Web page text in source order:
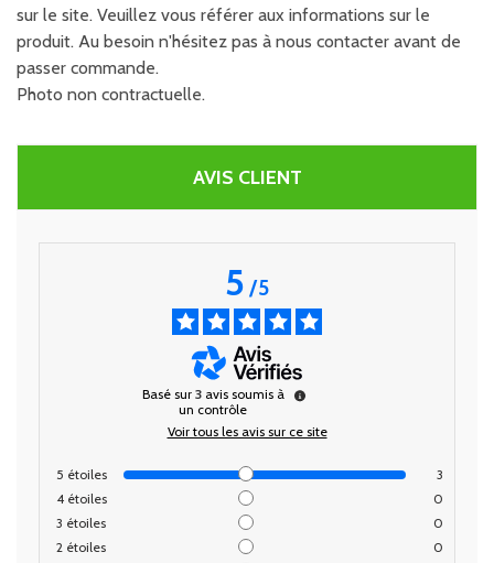
sur le site. Veuillez vous référer aux informations sur le
produit. Au besoin n'hésitez pas à nous contacter avant de
passer commande.
Photo non contractuelle.
AVIS CLIENT
5/5
Basé sur 3 avis soumis à
un contrôle
Voir tous les avis sur ce site
5 étoiles
3
4 étoiles
0
3 étoiles
0
2 étoiles
0